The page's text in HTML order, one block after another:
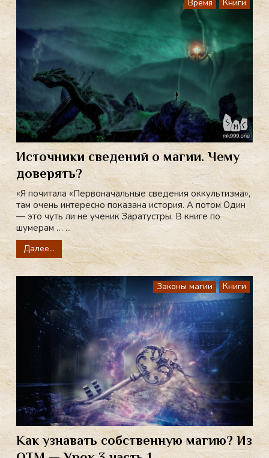
Время Книги
Источники сведений о магии. Чему
доверять?
«Я почитала «Первоначальные сведения оккультизма»,
там очень интересно показана история. А потом Один
— это чуть ли не ученик Заратустры. В книге по
шумерам … ...
Далее...
Законы магии Книги
Как узнавать собственную магию? Из